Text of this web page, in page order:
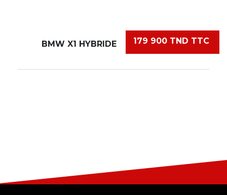
179 900 TND TTC
BMW X1 HYBRIDE